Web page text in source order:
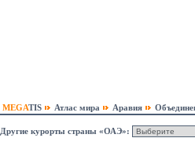
MEGATIS Атлас мира Аравия
Другие курорты страны «ОАЭ»: